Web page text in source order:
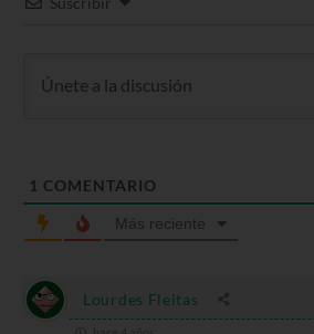
1 COMENTARIO
Más reciente
Lourdes Fleitas